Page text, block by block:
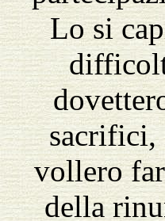
Lo si
sacrifici,
vollero
della